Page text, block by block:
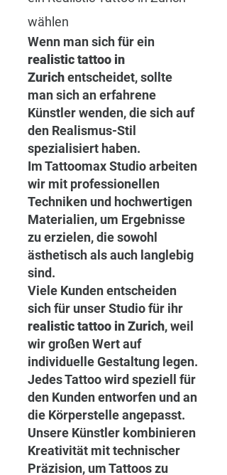
wählen
Wenn man sich für ein
realistic tattoo in
Zurich entscheidet, sollte
man sich an erfahrene
Künstler wenden, die sich auf
den Realismus-Stil
spezialisiert haben.
Im Tattoomax Studio arbeiten
wir mit professionellen
Techniken und hochwertigen
Materialien, um Ergebnisse
zu erzielen, die sowohl
ästhetisch als auch langlebig
sind.
Viele Kunden entscheiden
sich für unser Studio für ihr
realistic tattoo in Zurich, weil
wir großen Wert auf
individuelle Gestaltung legen.
Jedes Tattoo wird speziell für
den Kunden entworfen und an
die Körperstelle angepasst.
Unsere Künstler kombinieren
Kreativität mit technischer
Präzision, um Tattoos zu